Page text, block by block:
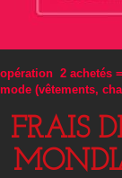
opération 2 achetés
mode (vêtements,
FRAIS